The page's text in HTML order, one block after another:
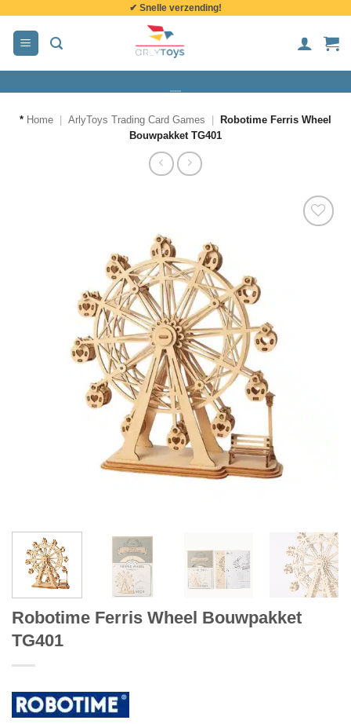
inhoud
✔ Snelle verzending!
* Home ArlyToys Trading Card Games
Robotime Ferris Wheel
Bouwpakket TG401
Robotime Ferris Wheel Bouwpakket
TG401